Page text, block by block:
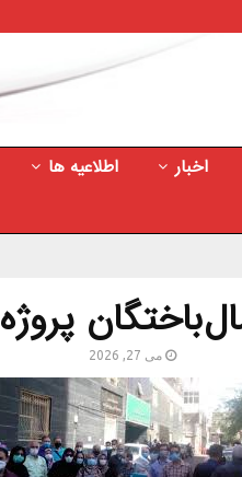
اخبار اطلاعیه ها
می 27, 2026